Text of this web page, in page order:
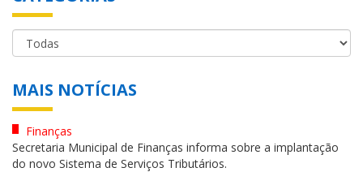
MAIS NOTÍCIAS
Finanças
Secretaria Municipal de Finanças informa sobre a implantação
do novo Sistema de Serviços Tributários.